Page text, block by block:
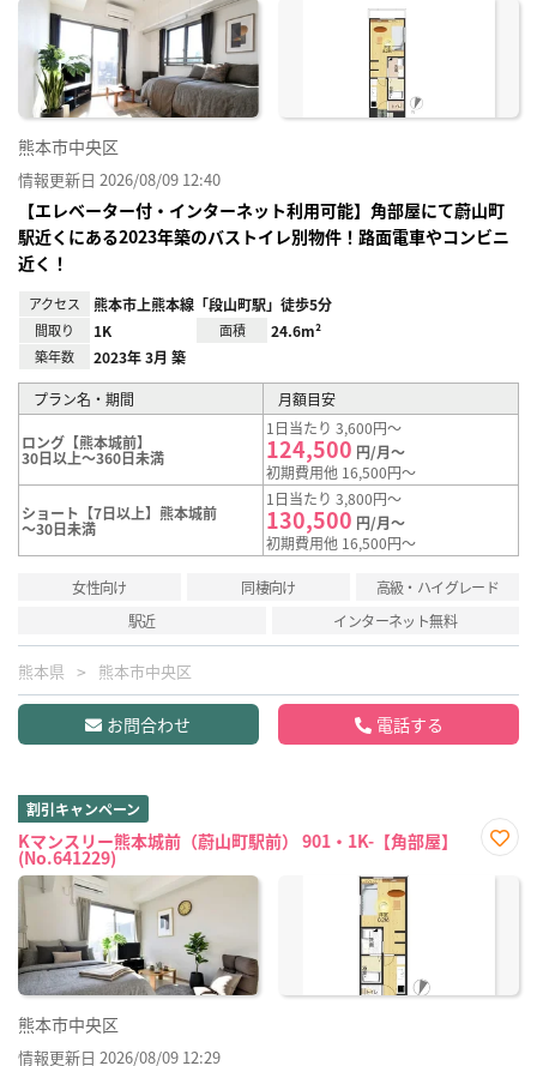
熊本市中央区
情報更新日 2026/08/09 12:40
【エレベーター付・インターネット利用可能】角部屋にて蔚山町
駅近くにある2023年築のバストイレ別物件！路面電車やコンビニ
近く！
アクセス 熊本市上熊本線「段山町駅」徒歩5分
間取り 1K 面積 24.6m²
築年数 2023年 3月 築
プラン名・期間 月額目安
ロング【熊本城前】
30日以上～360日未満
1日当たり 3,600円～
124,500 円/月～
初期費用他 16,500円～
ショート【7日以上】熊本城前
～30日未満
1日当たり 3,800円～
130,500 円/月～
初期費用他 16,500円～
女性向け 同棲向け
高級・ハイグレード
駅近
インターネット無料
熊本県 熊本市中央区
お問合わせ 電話する
割引キャンペーン
Kマンスリー熊本城前（蔚山町駅前） 901・1K-【角部屋】
(No.641229)
に入
熊本市中央区
情報更新日 2026/08/09 12:29